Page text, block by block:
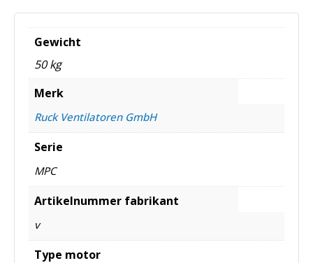
Gewicht
50 kg
Merk
Ruck Ventilatoren GmbH
Serie
MPC
Artikelnummer fabrikant
v
Type motor